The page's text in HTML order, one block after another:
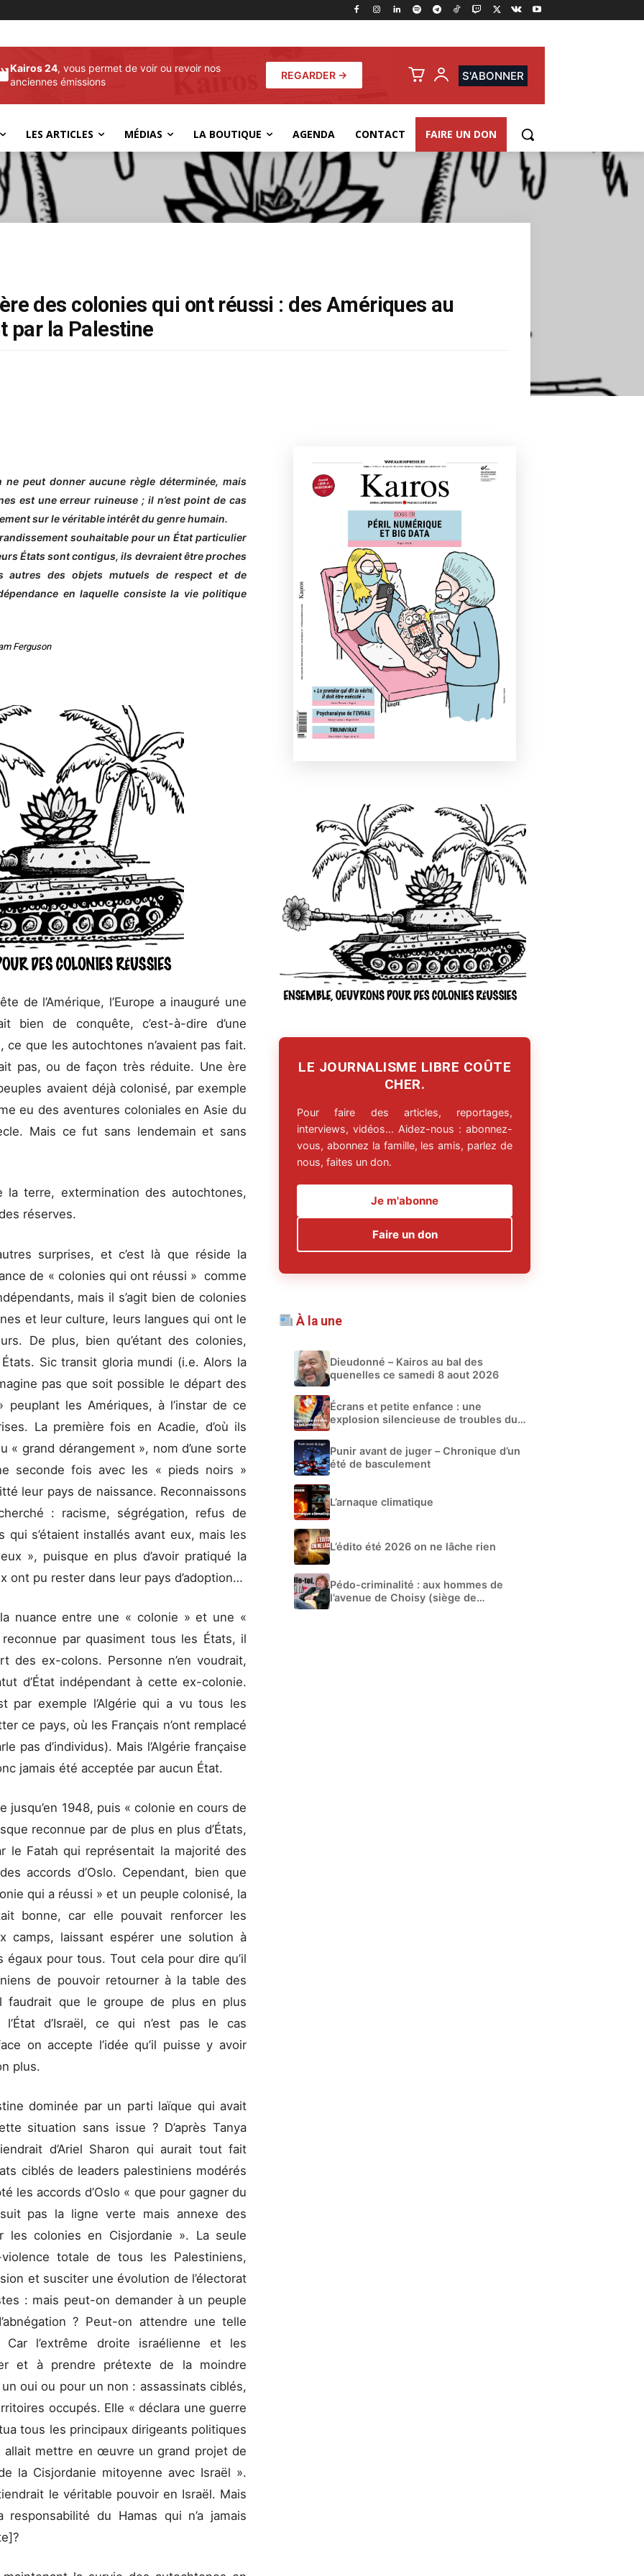
Kairos 24, vous permet de voir ou revoir nos
anciennes émissions
REGARDER → S'ABONNER
LES ARTICLES MÉDIAS LA BOUTIQUE AGENDA CONTACT FAIRE UN DON
des colonies qui ont réussi : des Amériques au
par la Palestine
peut donner aucune règle déterminée, mais
est une erreur ruineuse ; il n’est point de cas
sur le véritable intérêt du genre humain.
souhaitable pour un État particulier
États sont contigus, ils devraient être proches
autres des objets mutuels de respect et de
en laquelle consiste la vie politique
Ferguson
de l’Amérique, l’Europe a inauguré une
bien de conquête, c’est-à-dire d’une
ce que les autochtones n’avaient pas fait.
pas, ou de façon très réduite. Une ère
avaient déjà colonisé, par exemple
eu des aventures coloniales en Asie du
Mais ce fut sans lendemain et sans
la terre, extermination des autochtones,
réserves.
surprises, et c’est là que réside la
de « colonies qui ont réussi » comme
mais il s’agit bien de colonies
et leur culture, leurs langues qui ont le
De plus, bien qu’étant des colonies,
Sic transit gloria mundi (i.e. Alors la
pas que soit possible le départ des
les Amériques, à l’instar de ce
La première fois en Acadie, d’où ils
« grand dérangement », nom d’une sorte
seconde fois avec les « pieds noirs »
leur pays de naissance. Reconnaissons
: racisme, ségrégation, refus de
s’étaient installés avant eux, mais les
», puisque en plus d’avoir pratiqué la
ont pu rester dans leur pays d’adoption…
nuance entre une « colonie » et une «
par quasiment tous les États, il
des ex-colons. Personne n’en voudrait,
d’État indépendant à cette ex-colonie.
par exemple l’Algérie qui a vu tous les
ce pays, où les Français n’ont remplacé
pas d’individus). Mais l’Algérie française
jamais été acceptée par aucun État.
jusqu’en 1948, puis « colonie en cours de
reconnue par de plus en plus d’États,
le Fatah qui représentait la majorité des
accords d’Oslo. Cependant, bien que
qui a réussi » et un peuple colonisé, la
bonne, car elle pouvait renforcer les
camps, laissant espérer une solution à
pour tous. Tout cela pour dire qu’il
de pouvoir retourner à la table des
faudrait que le groupe de plus en plus
d’Israël, ce qui n’est pas le cas
on accepte l’idée qu’il puisse y avoir
plus.
dominée par un parti laïque qui avait
situation sans issue ? D’après Tanya
d’Ariel Sharon qui aurait tout fait
ciblés de leaders palestiniens modérés
les accords d’Oslo « que pour gagner du
pas la ligne verte mais annexe des
les colonies en Cisjordanie ». La seule
totale de tous les Palestiniens,
et susciter une évolution de l’électorat
: mais peut-on demander à un peuple
? Peut-on attendre une telle
l’extrême droite israélienne et les
et à prendre prétexte de la moindre
oui ou pour un non : assassinats ciblés,
occupés. Elle « déclara une guerre
tous les principaux dirigeants politiques
mettre en œuvre un grand projet de
la Cisjordanie mitoyenne avec Israël ».
le véritable pouvoir en Israël. Mais
du Hamas qui n’a jamais
LE JOURNALISME LIBRE COÛTE
CHER.
Pour faire des articles, reportages,
interviews, vidéos… Aidez-nous : abonnez-
vous, abonnez la famille, les amis, parlez de
nous, faites un don.
Je m'abonne
Faire un don
À la une
Dieudonné – Kairos au bal des
quenelles ce samedi 8 aout 2026
Écrans et petite enfance : une
explosion silencieuse de troubles du
Punir avant de juger – Chronique d’un
été de basculement
L’arnaque climatique
L’édito été 2026 on ne lâche rien
Pédo-criminalité : aux hommes de
l’avenue de Choisy (siège de